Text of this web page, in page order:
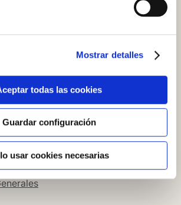
Mostrar detalles
todas las cookies
Guardar configuración
usar cookies necesarias
pintado
papel pintado